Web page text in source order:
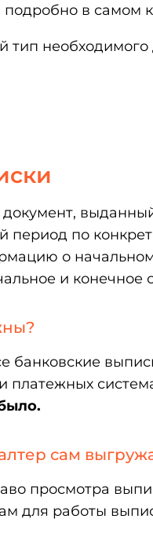
в самом
необходимого
документ,
период по
о начальном
и конечное
банковские
платежных
сам
просмотра
для работы